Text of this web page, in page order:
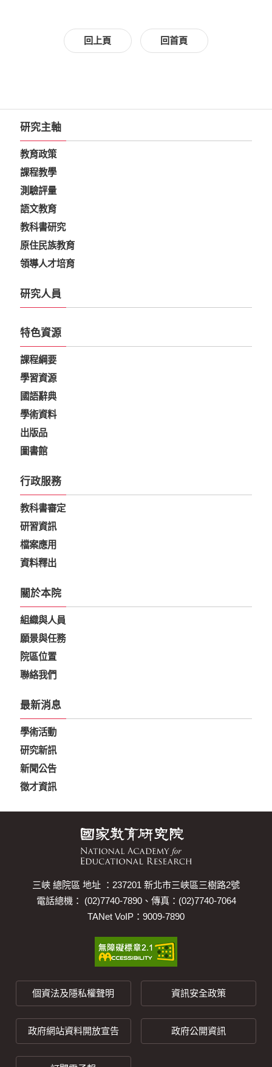
回上頁 回首頁
研究主軸
教育政策
課程教學
測驗評量
語文教育
教科書研究
原住民族教育
領導人才培育
研究人員
特色資源
課程綱要
學習資源
國語辭典
學術資料
出版品
圖書館
行政服務
教科書審定
研習資訊
檔案應用
資料釋出
關於本院
組織與人員
願景與任務
院區位置
聯絡我們
最新消息
學術活動
研究新訊
新聞公告
徵才資訊
三峽 總院區 地址 ：237201 新北市三峽區三樹路2號
電話總機： (02)7740-7890、傳真：(02)7740-7064
TANet VoIP：9009-7890
個資法及隱私權聲明 資訊安全政策
政府網站資料開放宣告 政府公開資訊